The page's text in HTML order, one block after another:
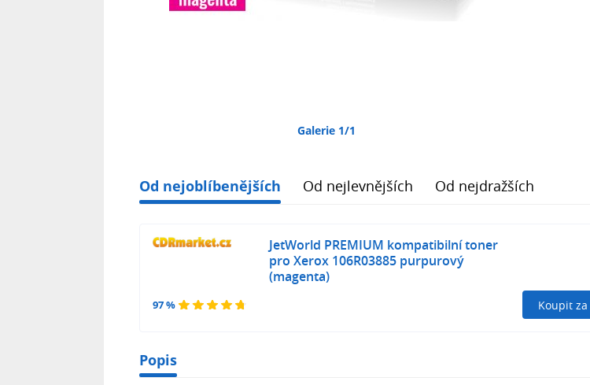
Galerie 1/1
Od nejoblíbenějších Od nejlevnějších Od nejdražších
97 %
JetWorld PREMIUM kompatibilní toner
pro Xerox 106R03885 purpurový
(magenta)
Koupit za
Popis